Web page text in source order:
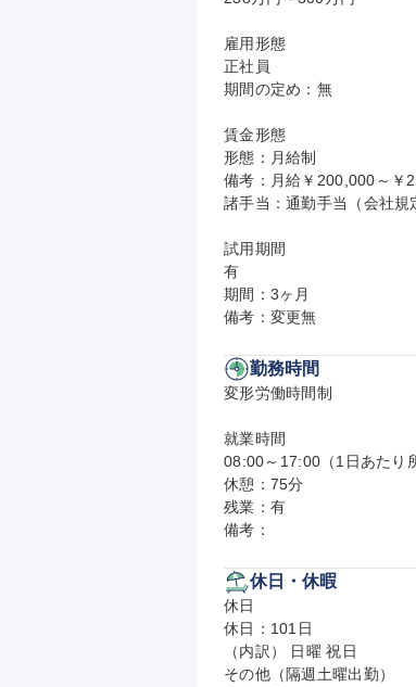
雇用形態
正社員
期間の定め：無
賃金形態
形態：月給制
備考：月給￥200,000～￥
諸手当：通勤手当（会社規
試用期間
有
期間：3ヶ月
備考：変更無
勤務時間
変形労働時間制
就業時間
08:00～17:00（1日あたり
休憩：75分
残業：有
備考：
休日・休暇
休日
休日：101日
（内訳） 日曜 祝日
その他（隔週土曜出勤）